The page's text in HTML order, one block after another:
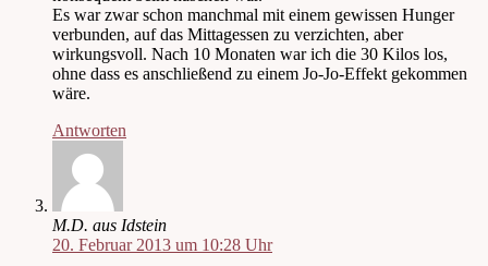
Es war zwar schon manchmal mit einem gewissen Hunger
verbunden, auf das Mittagessen zu verzichten, aber
wirkungsvoll. Nach 10 Monaten war ich die 30 Kilos los,
ohne dass es anschließend zu einem Jo-Jo-Effekt gekommen
wäre.
Antworten
M.D. aus Idstein
20. Februar 2013 um 10:28 Uhr